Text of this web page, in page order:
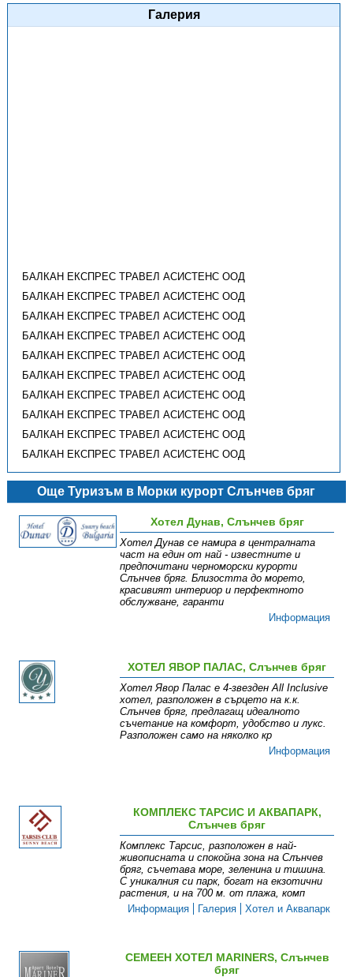
Галерия
БАЛКАН ЕКСПРЕС ТРАВЕЛ АСИСТЕНС ООД
БАЛКАН ЕКСПРЕС ТРАВЕЛ АСИСТЕНС ООД
БАЛКАН ЕКСПРЕС ТРАВЕЛ АСИСТЕНС ООД
БАЛКАН ЕКСПРЕС ТРАВЕЛ АСИСТЕНС ООД
БАЛКАН ЕКСПРЕС ТРАВЕЛ АСИСТЕНС ООД
БАЛКАН ЕКСПРЕС ТРАВЕЛ АСИСТЕНС ООД
БАЛКАН ЕКСПРЕС ТРАВЕЛ АСИСТЕНС ООД
БАЛКАН ЕКСПРЕС ТРАВЕЛ АСИСТЕНС ООД
БАЛКАН ЕКСПРЕС ТРАВЕЛ АСИСТЕНС ООД
БАЛКАН ЕКСПРЕС ТРАВЕЛ АСИСТЕНС ООД
Още Туризъм в Морки курорт Слънчев бряг
Хотел Дунав, Слънчев бряг
Хотел Дунав се намира в централната
част на един от най - известните и
предпочитани черноморски курорти
Слънчев бряг. Близостта до морето,
красивият интериор и перфектното
обслужване, гаранти
Информация
ХОТЕЛ ЯВОР ПАЛАС, Слънчев бряг
Хотел Явор Палас е 4-звезден All Inclusive
хотел, разположен в сърцето на к.к.
Слънчев бряг, предлагащ идеалното
съчетание на комфорт, удобство и лукс.
Разположен само на няколко кр
Информация
КОМПЛЕКС ТАРСИС И АКВАПАРК,
Слънчев бряг
Комплекс Тарсис, разположен в най-
живописната и спокойна зона на Слънчев
бряг, съчетава море, зеленина и тишина.
С уникалния си парк, богат на екзотични
растения, и на 700 м. от плажа, комп
Информация
Галерия Хотел и Аквапарк
СЕМЕЕН ХОТЕЛ MARINERS, Слънчев
бряг